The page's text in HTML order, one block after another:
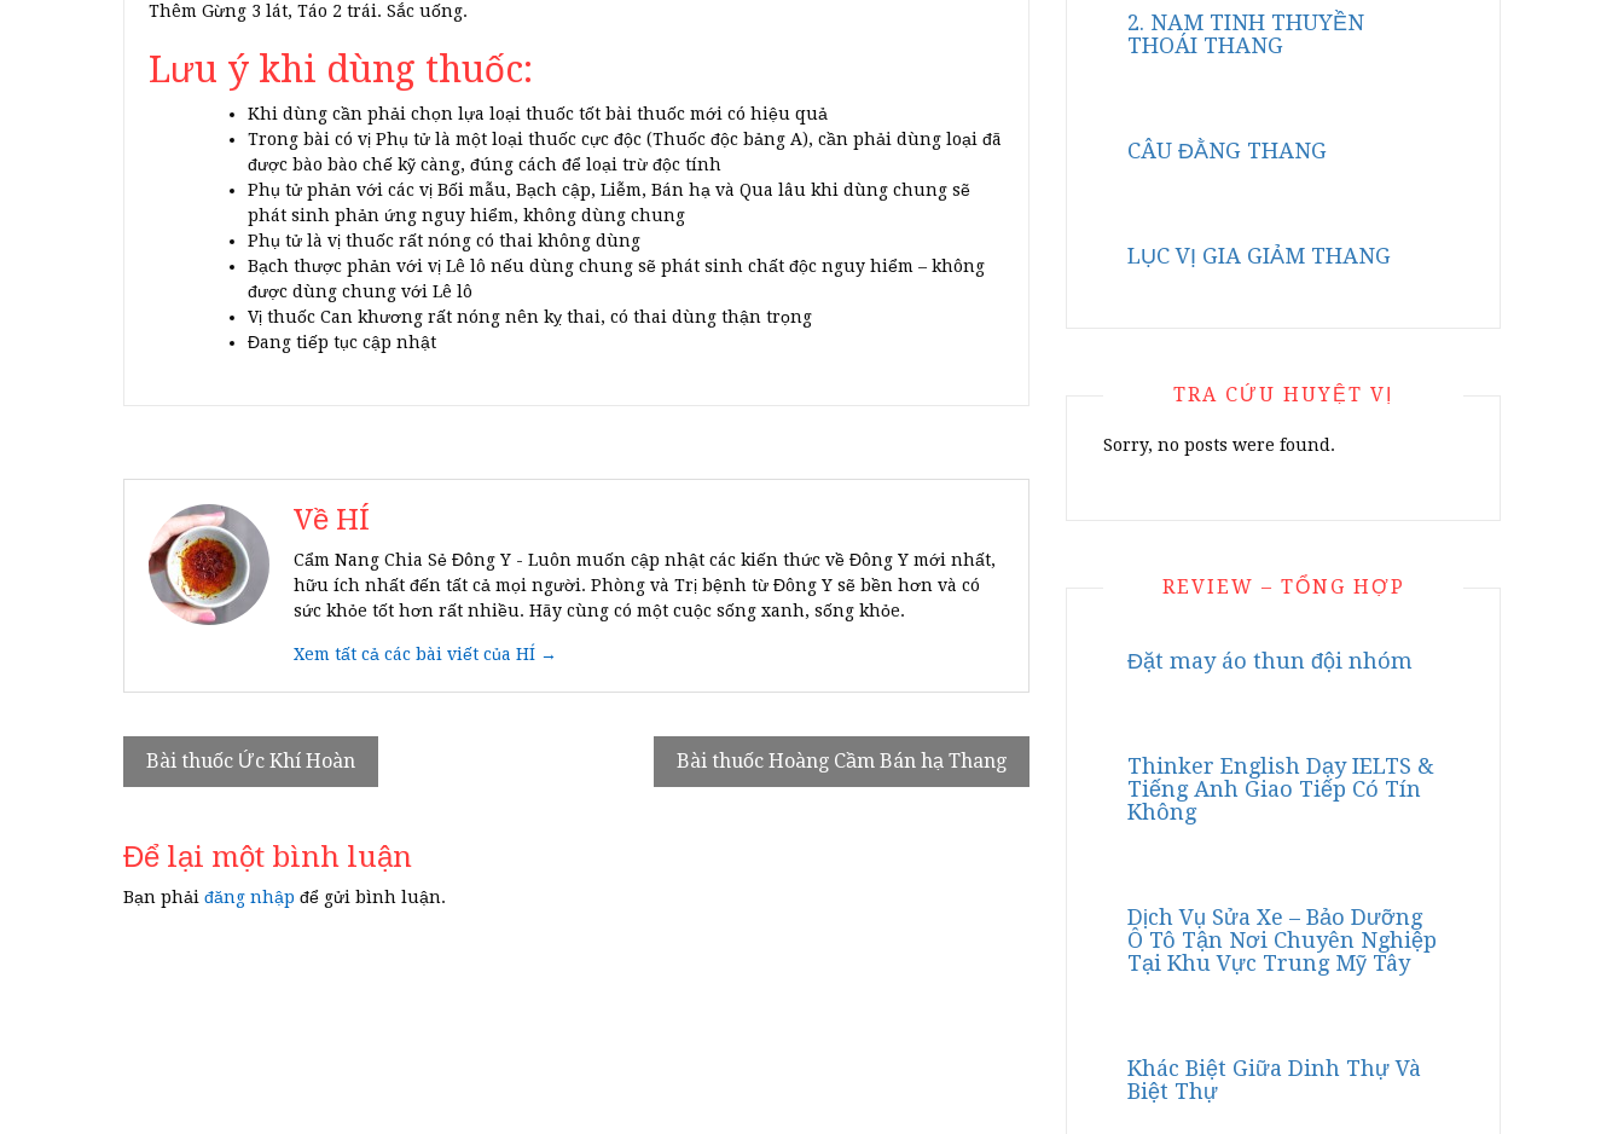
Thêm Gừng 3 lát, Táo 2 trái. Sắc uống.
Lưu ý khi dùng thuốc:
Khi dùng cần phải chọn lựa loại thuốc tốt bài thuốc mới có hiệu quả
Trong bài có vị Phụ tử là một loại thuốc cực độc (Thuốc độc bảng A), cần phải dùng loại đã
được bào bào chế kỹ càng, đúng cách để loại trừ độc tính
Phụ tử phản với các vị Bối mẫu, Bạch cập, Liễm, Bán hạ và Qua lâu khi dùng chung sẽ
phát sinh phản ứng nguy hiểm, không dùng chung
Phụ tử là vị thuốc rất nóng có thai không dùng
Bạch thược phản với vị Lê lô nếu dùng chung sẽ phát sinh chất độc nguy hiểm – không
được dùng chung với Lê lô
Vị thuốc Can khương rất nóng nên kỵ thai, có thai dùng thận trọng
Đang tiếp tục cập nhật
Về HÍ
Cẩm Nang Chia Sẻ Đông Y - Luôn muốn cập nhật các kiến thức về Đông Y mới nhất,
hữu ích nhất đến tất cả mọi người. Phòng và Trị bệnh từ Đông Y sẽ bền hơn và có
sức khỏe tốt hơn rất nhiều. Hãy cùng có một cuộc sống xanh, sống khỏe.
Xem tất cả các bài viết của HÍ →
Điều
hướng
bài
viết
Bài thuốc Ức Khí Hoàn Bài thuốc Hoàng Cầm Bán hạ Thang
Để lại một bình luận
Bạn phải đăng nhập để gửi bình luận.
2. NAM TINH THUYỀN
THOÁI THANG
CÂU ĐẰNG THANG
LỤC VỊ GIA GIẢM THANG
TRA CỨU HUYỆT VỊ
Sorry, no posts were found.
REVIEW – TỔNG HỢP
Đặt may áo thun đội nhóm
Thinker English Dạy IELTS &
Tiếng Anh Giao Tiếp Có Tín
Không
Dịch Vụ Sửa Xe – Bảo Dưỡng
Ô Tô Tận Nơi Chuyên Nghiệp
Tại Khu Vực Trung Mỹ Tây
Khác Biệt Giữa Dinh Thự Và
Biệt Thự